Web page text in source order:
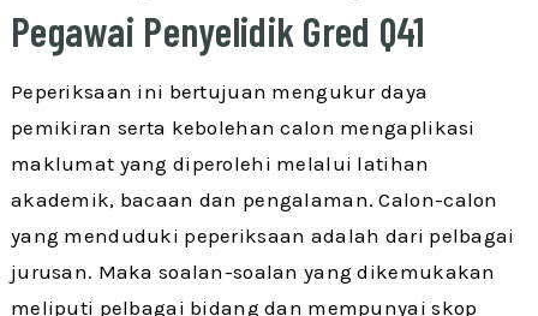
Pegawai Penyelidik Gred Q41
Peperiksaan ini bertujuan mengukur daya
pemikiran serta kebolehan calon mengaplikasi
maklumat yang diperolehi melalui latihan
akademik, bacaan dan pengalaman. Calon-calon
yang menduduki peperiksaan adalah dari pelbagai
jurusan. Maka soalan-soalan yang dikemukakan
meliputi pelbagai bidang dan mempunyai skop